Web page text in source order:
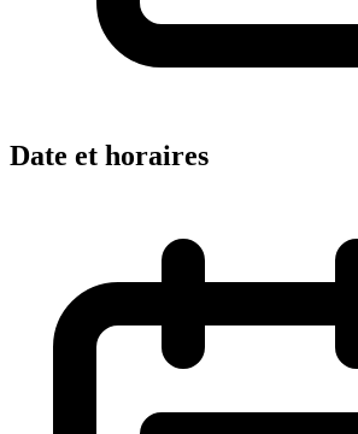
Date et horaires